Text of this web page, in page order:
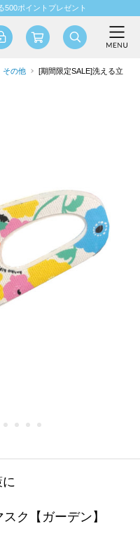
500ポイントプレゼント
その他
[期間限定SALE]洗える立
ク【ガーデン】